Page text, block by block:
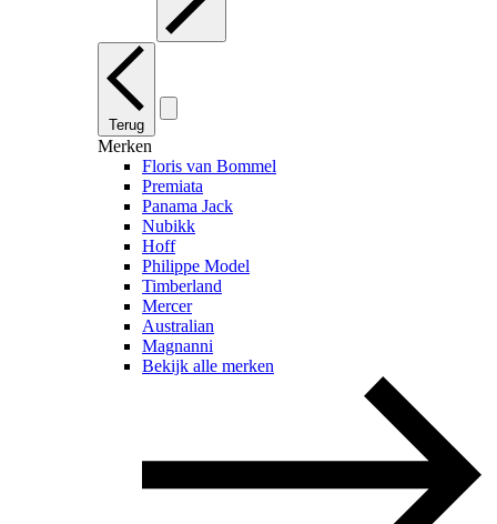
Terug
Merken
Floris van Bommel
Premiata
Panama Jack
Nubikk
Hoff
Philippe Model
Timberland
Mercer
Australian
Magnanni
Bekijk alle merken